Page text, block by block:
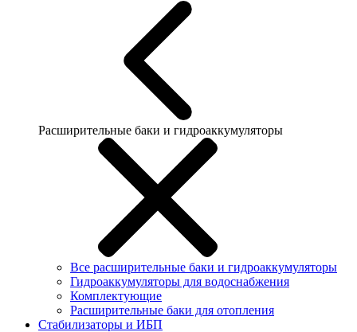
Расширительные баки и гидроаккумуляторы
Все расширительные баки и гидроаккумуляторы
Гидроаккумуляторы для водоснабжения
Комплектующие
Расширительные баки для отопления
Стабилизаторы и ИБП